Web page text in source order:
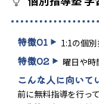
特徴01 1:1の個
特徴02 曜日や時
こんな人に向いて
前に無料指導を行っ